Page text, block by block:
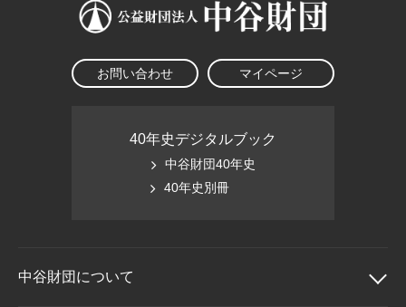
お問い合わせ マイページ
40年史デジタルブック
中谷財団40年史
40年史別冊
中谷財団について